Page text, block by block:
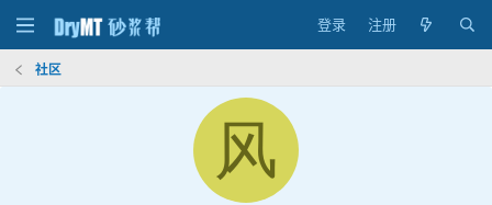
登录 注册
社区
风